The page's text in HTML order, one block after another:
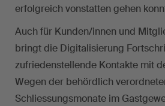
erfolgreich vonstatten gehen
Auch für Kunden/innen und
bringt die Digitalisierung
zufriedenstellende Kontakte mit
Wegen der behördlich
Schliessungsmonate im